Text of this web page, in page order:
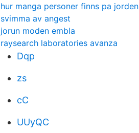
hur manga personer finns pa jorden
svimma av angest
jorun moden embla
raysearch laboratories avanza
Dqp
zs
cC
UUyQC